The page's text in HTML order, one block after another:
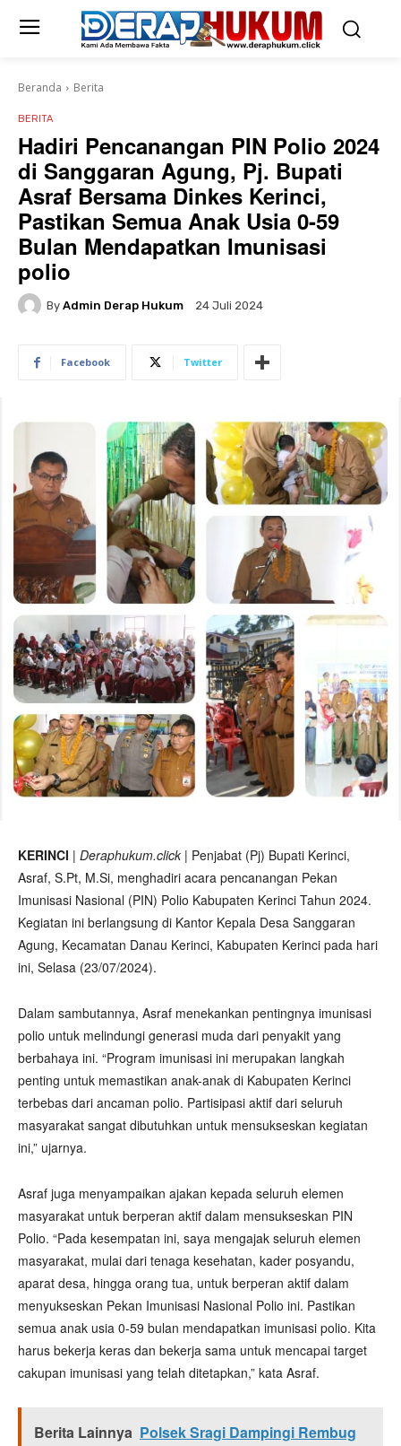
Beranda Berita
BERITA
Hadiri Pencanangan PIN Polio 2024
di Sanggaran Agung, Pj. Bupati
Asraf Bersama Dinkes Kerinci,
Pastikan Semua Anak Usia 0-59
Bulan Mendapatkan Imunisasi
polio
By Admin Derap Hukum 24 Juli 2024
Facebook Twitter
KERINCI | Deraphukum.click | Penjabat (Pj) Bupati Kerinci,
Asraf, S.Pt, M.Si, menghadiri acara pencanangan Pekan
Imunisasi Nasional (PIN) Polio Kabupaten Kerinci Tahun 2024.
Kegiatan ini berlangsung di Kantor Kepala Desa Sanggaran
Agung, Kecamatan Danau Kerinci, Kabupaten Kerinci pada hari
ini, Selasa (23/07/2024).
Dalam sambutannya, Asraf menekankan pentingnya imunisasi
polio untuk melindungi generasi muda dari penyakit yang
berbahaya ini. “Program imunisasi ini merupakan langkah
penting untuk memastikan anak-anak di Kabupaten Kerinci
terbebas dari ancaman polio. Partisipasi aktif dari seluruh
masyarakat sangat dibutuhkan untuk mensukseskan kegiatan
ini,” ujarnya.
Asraf juga menyampaikan ajakan kepada seluruh elemen
masyarakat untuk berperan aktif dalam mensukseskan PIN
Polio. “Pada kesempatan ini, saya mengajak seluruh elemen
masyarakat, mulai dari tenaga kesehatan, kader posyandu,
aparat desa, hingga orang tua, untuk berperan aktif dalam
menyukseskan Pekan Imunisasi Nasional Polio ini. Pastikan
semua anak usia 0-59 bulan mendapatkan imunisasi polio. Kita
harus bekerja keras dan bekerja sama untuk mencapai target
cakupan imunisasi yang telah ditetapkan,” kata Asraf.
Berita Lainnya Polsek Sragi Dampingi Rembug